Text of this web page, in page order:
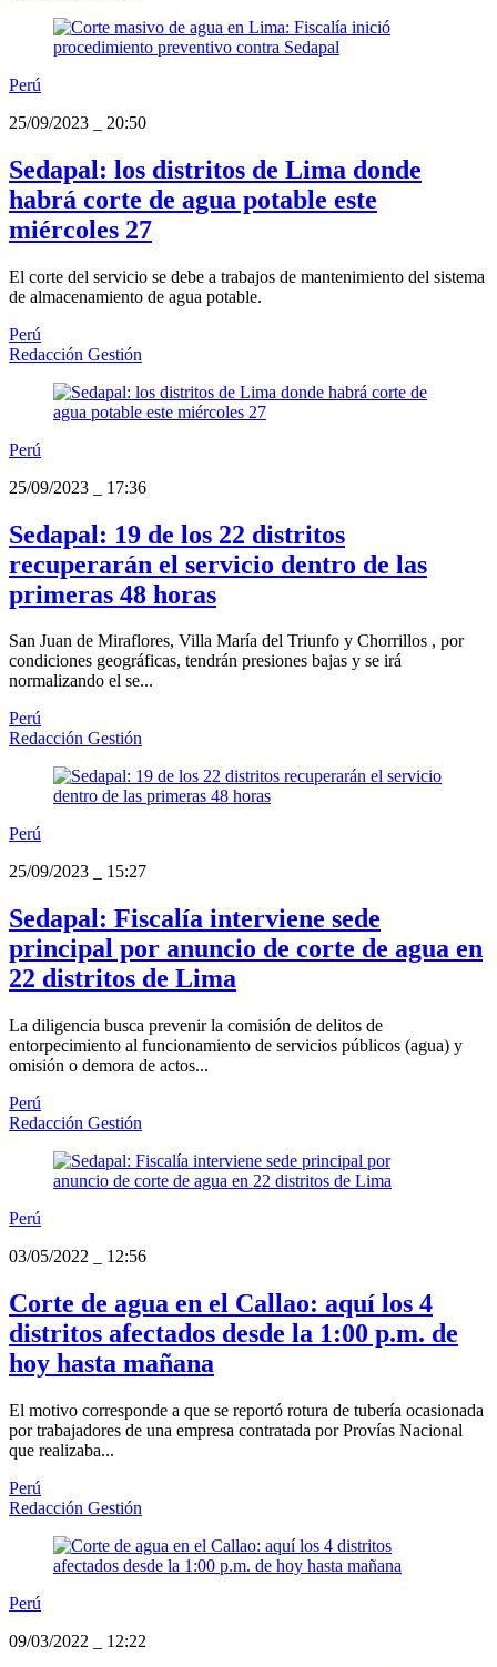
Perú
25/09/2023
20:50
Sedapal: los distritos de Lima donde
habrá corte de agua potable este
miércoles 27
El corte del servicio se debe a trabajos de mantenimiento del sistema
de almacenamiento de agua potable.
Perú
Redacción Gestión
Perú
25/09/2023
17:36
Sedapal: 19 de los 22 distritos
recuperarán el servicio dentro de las
primeras 48 horas
San Juan de Miraflores, Villa María del Triunfo y Chorrillos , por
condiciones geográficas, tendrán presiones bajas y se irá
normalizando el se...
Perú
Redacción Gestión
Perú
25/09/2023
15:27
Sedapal: Fiscalía interviene sede
principal por anuncio de corte de agua en
22 distritos de Lima
La diligencia busca prevenir la comisión de delitos de
entorpecimiento al funcionamiento de servicios públicos (agua) y
omisión o demora de actos...
Perú
Redacción Gestión
Perú
03/05/2022
12:56
Corte de agua en el Callao: aquí los 4
distritos afectados desde la 1:00 p.m. de
hoy hasta mañana
El motivo corresponde a que se reportó rotura de tubería ocasionada
por trabajadores de una empresa contratada por Provías Nacional
que realizaba...
Perú
Redacción Gestión
Perú
09/03/2022
12:22